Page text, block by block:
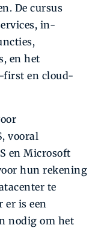
De cursus
in-
en het
first en cloud-
vooral
en Microsoft
hun rekening
te
er is een
nodig om het